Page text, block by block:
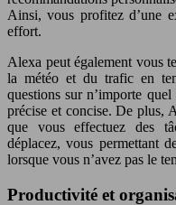
Ainsi, vous profitez d’une
effort.
Alexa peut également vous
la météo et du trafic en
questions sur n’importe
précise et concise. De plus,
que vous effectuez des
déplacez, vous permettant
lorsque vous n’avez pas le
Productivité et